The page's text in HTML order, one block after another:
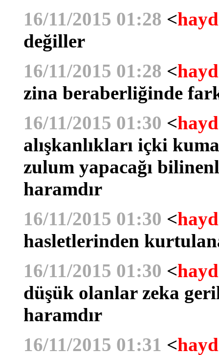
16/11/2015 01:28 <
değiller
16/11/2015 01:28 <
zina beraberliğinde
16/11/2015 01:30 <
alışkanlıkları içki
zulum yapacağı
haramdır
16/11/2015 01:30 <
hasletlerinden
16/11/2015 01:30 <
düşük olanlar zeka
haramdır
16/11/2015 01:31 <